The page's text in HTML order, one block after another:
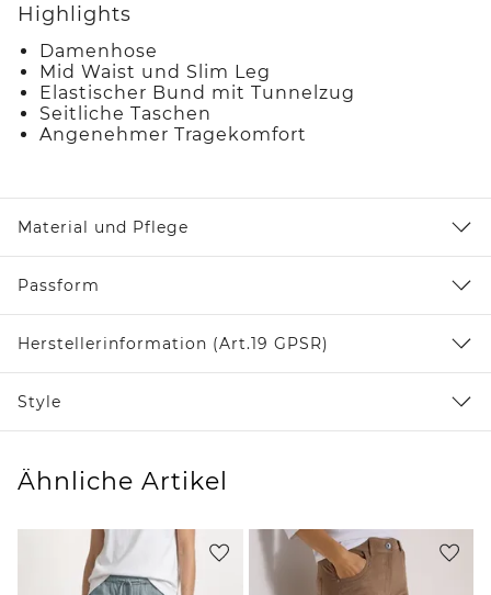
Highlights
Damenhose
Mid Waist und Slim Leg
Elastischer Bund mit Tunnelzug
Seitliche Taschen
Angenehmer Tragekomfort
Material und Pflege
Passform
Herstellerinformation (Art.19 GPSR)
Style
Ähnliche Artikel